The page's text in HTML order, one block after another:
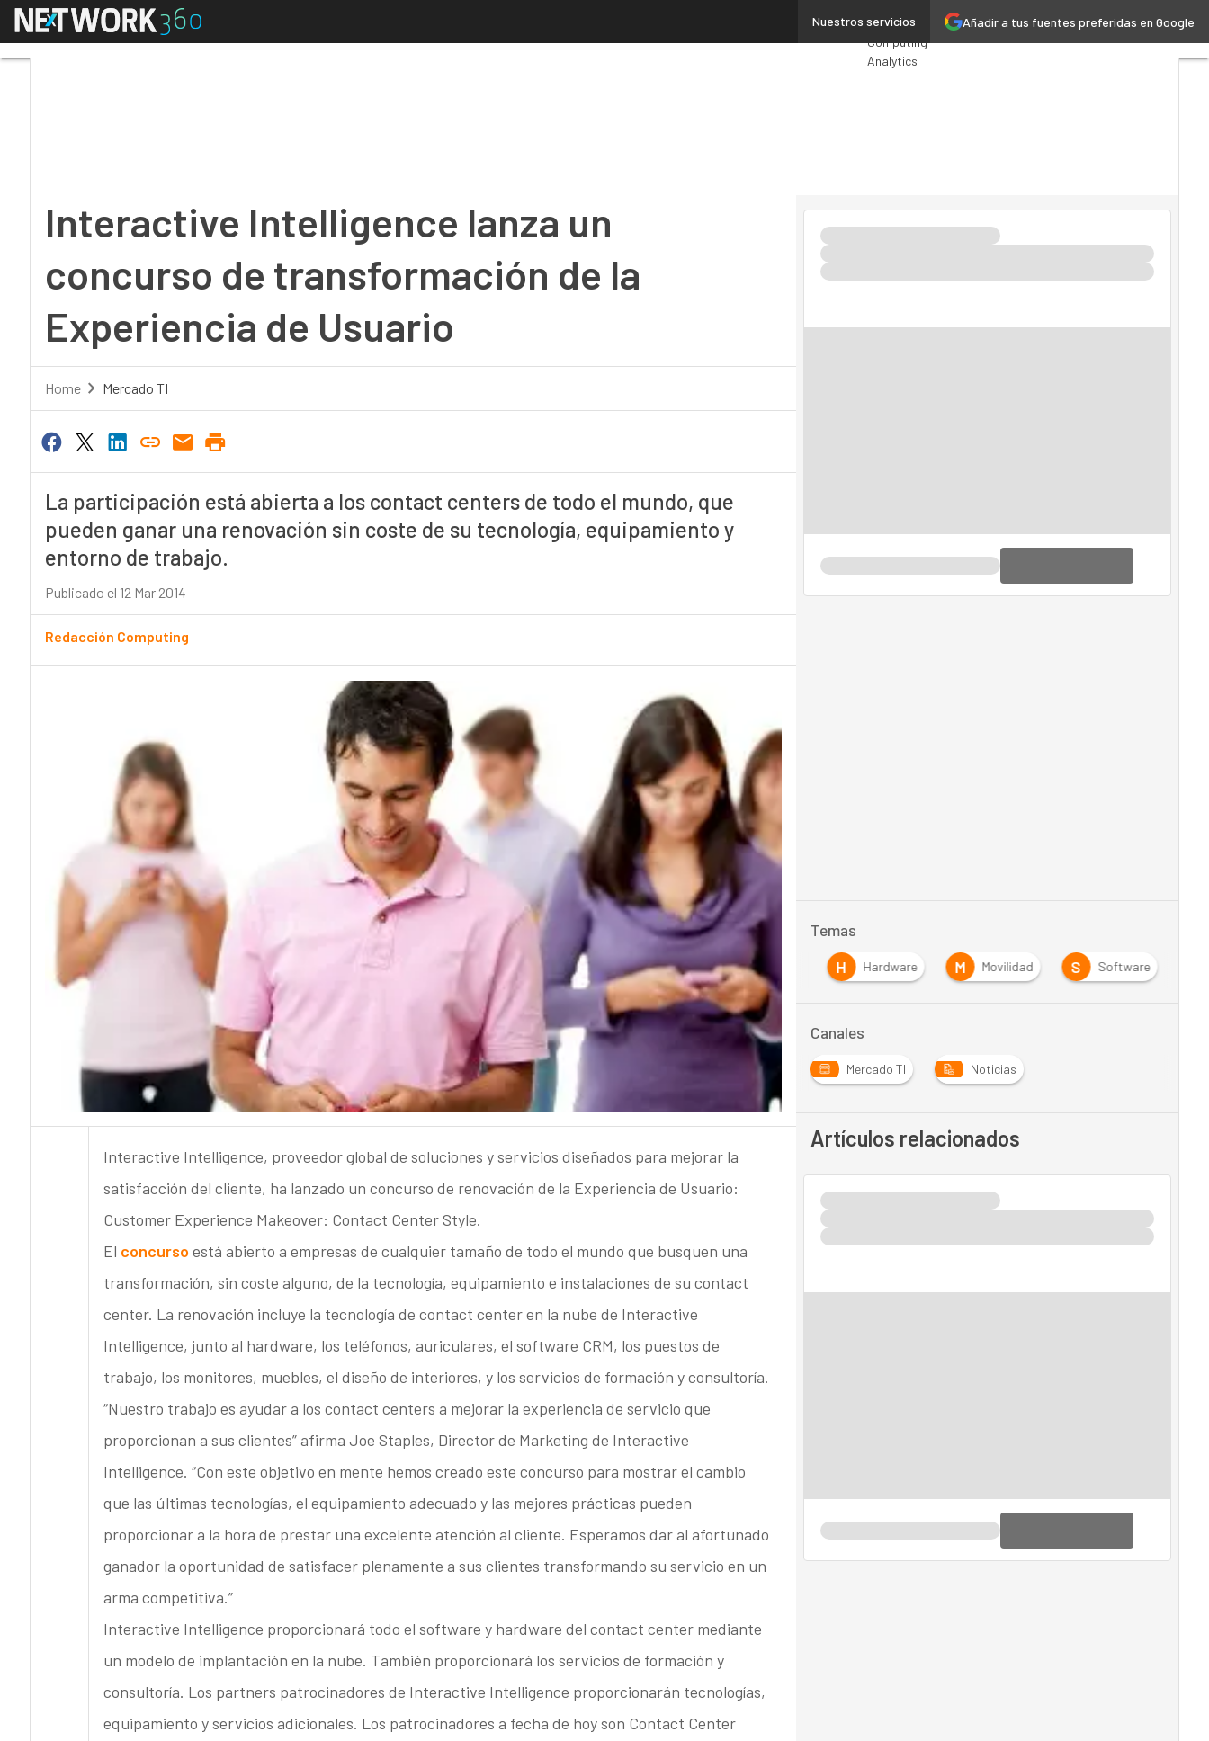
Añadir a tus fuentes preferidas en Google
Nuestros servicios
Menú Interactive Intelligence lanza un concurso de transformación de la Experiencia de UsuarioPremios
Computing
Analytics
Movilidad
Mercado TI
Interactive Intelligence lanza un
concurso de transformación de la
Experiencia de Usuario
Home Mercado TI
La participación está abierta a los contact centers de todo el mundo, que
pueden ganar una renovación sin coste de su tecnología, equipamiento y
entorno de trabajo.
Publicado el 12 Mar 2014
Redacción Computing
Interactive Intelligence, proveedor global de soluciones y servicios diseñados para mejorar la
satisfacción del cliente, ha lanzado un concurso de renovación de la Experiencia de Usuario:
Customer Experience Makeover: Contact Center Style.
El concurso está abierto a empresas de cualquier tamaño de todo el mundo que busquen una
transformación, sin coste alguno, de la tecnología, equipamiento e instalaciones de su contact
center. La renovación incluye la tecnología de contact center en la nube de Interactive
Intelligence, junto al hardware, los teléfonos, auriculares, el software CRM, los puestos de
trabajo, los monitores, muebles, el diseño de interiores, y los servicios de formación y consultoría.
“Nuestro trabajo es ayudar a los contact centers a mejorar la experiencia de servicio que
proporcionan a sus clientes” afirma Joe Staples, Director de Marketing de Interactive
Intelligence. “Con este objetivo en mente hemos creado este concurso para mostrar el cambio
que las últimas tecnologías, el equipamiento adecuado y las mejores prácticas pueden
proporcionar a la hora de prestar una excelente atención al cliente. Esperamos dar al afortunado
ganador la oportunidad de satisfacer plenamente a sus clientes transformando su servicio en un
arma competitiva.”
Interactive Intelligence proporcionará todo el software y hardware del contact center mediante
un modelo de implantación en la nube. También proporcionará los servicios de formación y
consultoría. Los partners patrocinadores de Interactive Intelligence proporcionarán tecnologías,
equipamiento y servicios adicionales. Los patrocinadores a fecha de hoy son Contact Center
Temas
C
H Hardware M Movilidad S Software
Canales
Mercado TI Noticias
Artículos relacionados